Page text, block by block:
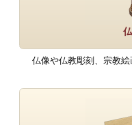
仏像や仏教彫刻、宗教絵